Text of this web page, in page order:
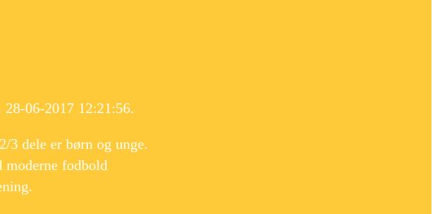
06-2017 12:21:56.
3 dele er børn og unge.
moderne fodbold